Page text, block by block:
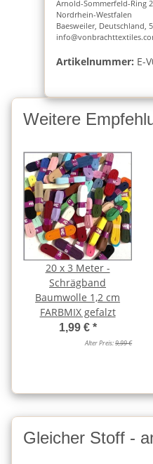
Arnold-Sommerfeld-Ring
Nordrhein-Westfalen
Baesweiler, Deutschland,
Artikelnummer: E-
Weitere
20 x 3 Meter -
Schrägband
Baumwolle 1,2 cm
FARBMIX gefalzt
1,99 € *
Alter Preis:9,99 €
Gleicher Stoff -